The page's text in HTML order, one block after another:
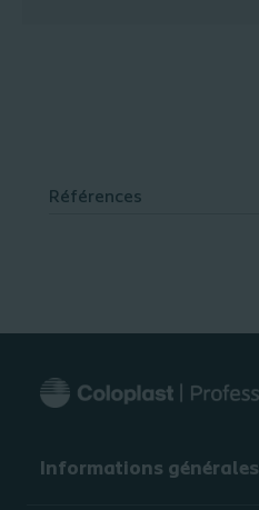
Références
Informations générales​